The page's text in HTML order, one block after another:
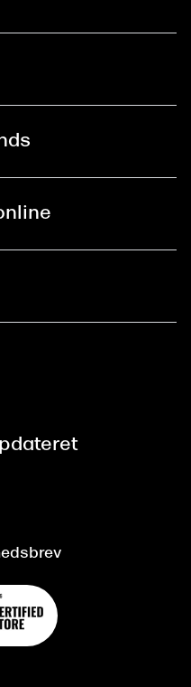
Inclusive™
(FAQ)